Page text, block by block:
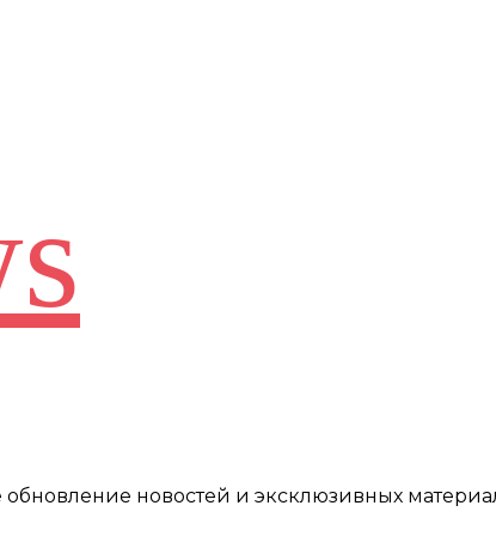
новостей и эксклюзивных